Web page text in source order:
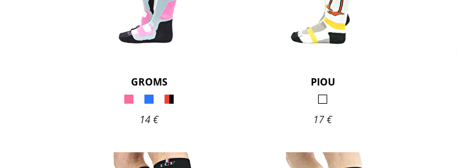
GROMS
14 €
PIOU
17 €